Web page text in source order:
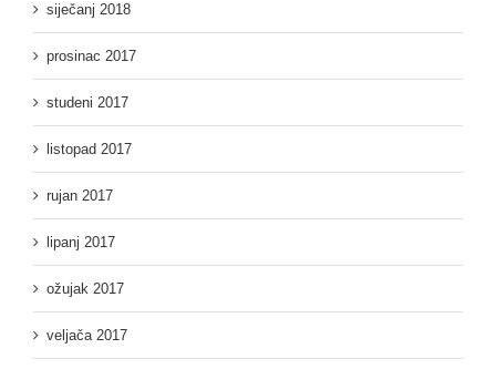
siječanj 2018
prosinac 2017
studeni 2017
listopad 2017
rujan 2017
lipanj 2017
ožujak 2017
veljača 2017